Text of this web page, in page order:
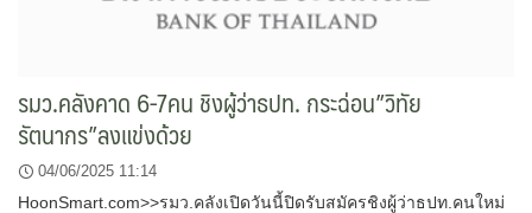
รมว.คลังคาด 6-7คน ชิงผู้ว่าธปท. กระฉ่อน”วิทัย
รัตนากร”ลงแข่งด้วย
04/06/2025 11:14
HoonSmart.com>>รมว.คลังเปิดวันนี้ปิดรับสมัครชิงผู้ว่าธปท.คนใหม่